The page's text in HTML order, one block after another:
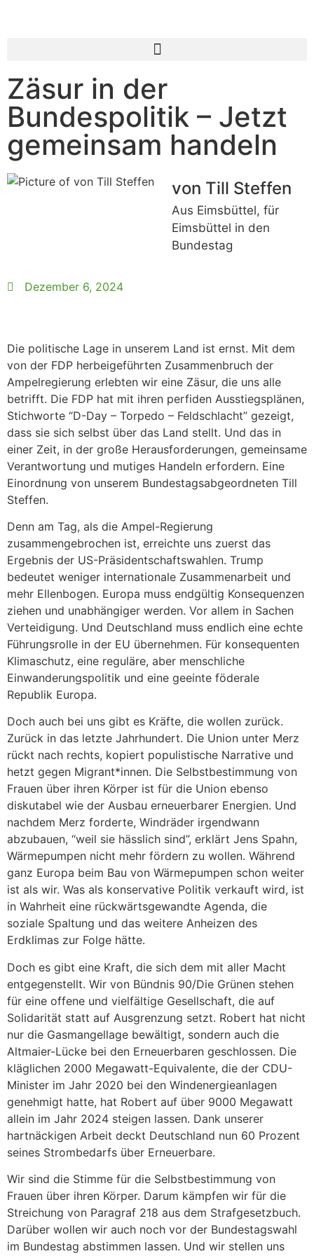
Zäsur in der
Bundespolitik – Jetzt
gemeinsam handeln
von Till Steffen
Aus Eimsbüttel, für
Eimsbüttel in den
Bundestag
Dezember 6, 2024
Die politische Lage in unserem Land ist ernst. Mit dem
von der FDP herbeigeführten Zusammenbruch der
Ampelregierung erlebten wir eine Zäsur, die uns alle
betrifft. Die FDP hat mit ihren perfiden Ausstiegsplänen,
Stichworte “D-Day – Torpedo – Feldschlacht” gezeigt,
dass sie sich selbst über das Land stellt. Und das in
einer Zeit, in der große Herausforderungen, gemeinsame
Verantwortung und mutiges Handeln erfordern. Eine
Einordnung von unserem Bundestagsabgeordneten Till
Steffen.
Denn am Tag, als die Ampel-Regierung
zusammengebrochen ist, erreichte uns zuerst das
Ergebnis der US-Präsidentschaftswahlen. Trump
bedeutet weniger internationale Zusammenarbeit und
mehr Ellenbogen. Europa muss endgültig Konsequenzen
ziehen und unabhängiger werden. Vor allem in Sachen
Verteidigung. Und Deutschland muss endlich eine echte
Führungsrolle in der EU übernehmen. Für konsequenten
Klimaschutz, eine reguläre, aber menschliche
Einwanderungspolitik und eine geeinte föderale
Republik Europa.
Doch auch bei uns gibt es Kräfte, die wollen zurück.
Zurück in das letzte Jahrhundert. Die Union unter Merz
rückt nach rechts, kopiert populistische Narrative und
hetzt gegen Migrant*innen. Die Selbstbestimmung von
Frauen über ihren Körper ist für die Union ebenso
diskutabel wie der Ausbau erneuerbarer Energien. Und
nachdem Merz forderte, Windräder irgendwann
abzubauen, “weil sie hässlich sind”, erklärt Jens Spahn,
Wärmepumpen nicht mehr fördern zu wollen. Während
ganz Europa beim Bau von Wärmepumpen schon weiter
ist als wir. Was als konservative Politik verkauft wird, ist
in Wahrheit eine rückwärtsgewandte Agenda, die
soziale Spaltung und das weitere Anheizen des
Erdklimas zur Folge hätte.
Doch es gibt eine Kraft, die sich dem mit aller Macht
entgegenstellt. Wir von Bündnis 90/Die Grünen stehen
für eine offene und vielfältige Gesellschaft, die auf
Solidarität statt auf Ausgrenzung setzt. Robert hat nicht
nur die Gasmangellage bewältigt, sondern auch die
Altmaier-Lücke bei den Erneuerbaren geschlossen. Die
kläglichen 2000 Megawatt-Equivalente, die der CDU-
Minister im Jahr 2020 bei den Windenergieanlagen
genehmigt hatte, hat Robert auf über 9000 Megawatt
allein im Jahr 2024 steigen lassen. Dank unserer
hartnäckigen Arbeit deckt Deutschland nun 60 Prozent
seines Strombedarfs über Erneuerbare.
Wir sind die Stimme für die Selbstbestimmung von
Frauen über ihren Körper. Darum kämpfen wir für die
Streichung von Paragraf 218 aus dem Strafgesetzbuch.
Darüber wollen wir auch noch vor der Bundestagswahl
im Bundestag abstimmen lassen. Und wir stellen uns